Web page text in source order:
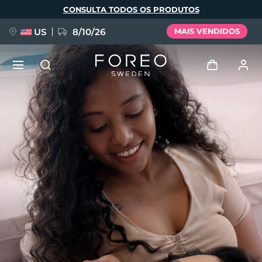
principal
CONSULTA TODOS OS PRODUTOS
US 8/10/26 MAIS VENDIDOS
Perfil de usuário
Meus aparelhos
Meus pedidos
Meus endereços
As minhas subscrições
NOVIDADE
FAQ™ Pure Beauty-Tech Elixir
BREAKING NEWS
issa™ Teeth Whitening Set
Idioma
English Deutsch
Español
Français
Italiano
Português
Polski
Svenska
Русский
Türkçe
简体中文 繁體中文